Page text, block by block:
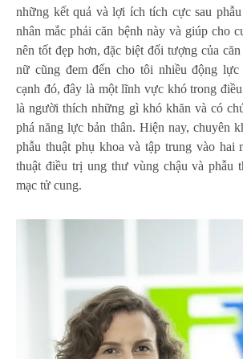
những kết quả và lợi ích tích cực sau
nhân mắc phải căn bệnh này và giúp cho
nên tốt đẹp hơn, đặc biệt đối tượng của
nữ cũng đem đến cho tôi nhiều động lực
cạnh đó, đây là một lĩnh vực khó trong
là người thích những gì khó khăn và có
phá năng lực bản thân. Hiện nay, chuyên
phẫu thuật phụ khoa và tập trung vào hai
thuật điều trị ung thư vùng chậu và phẫu
mạc tử cung.